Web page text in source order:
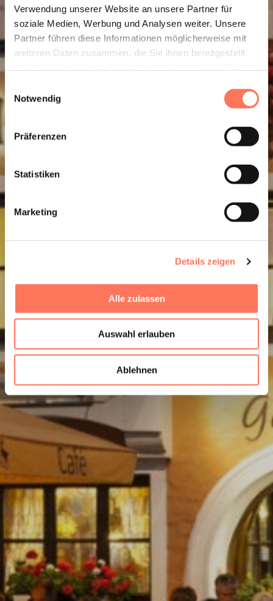
Verwendung unserer Website an unsere Partner für
soziale Medien, Werbung und Analysen weiter. Unsere
Partner führen diese Informationen möglicherweise mit
weiteren Daten zusammen, die Sie ihnen bereitgestellt
Notwendig
Präferenzen
Statistiken
Marketing
Details zeigen
Alle zulassen
Auswahl erlauben
Ablehnen
SHARE